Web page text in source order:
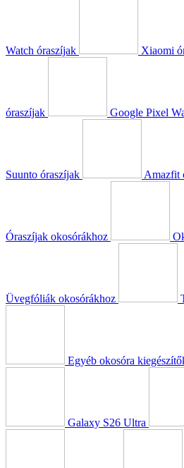
Watch óraszíjak Xiaomi
óraszíjak Google Pixel
Suunto óraszíjak Amazfit
Óraszíjak okosórákhoz
Üvegfóliák okosórákhoz
Egyéb okosóra
Galaxy S26 Ultra